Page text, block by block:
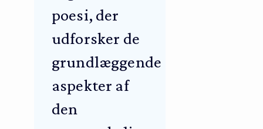
poesi, der
udforsker de
grundlæggende
aspekter af
den